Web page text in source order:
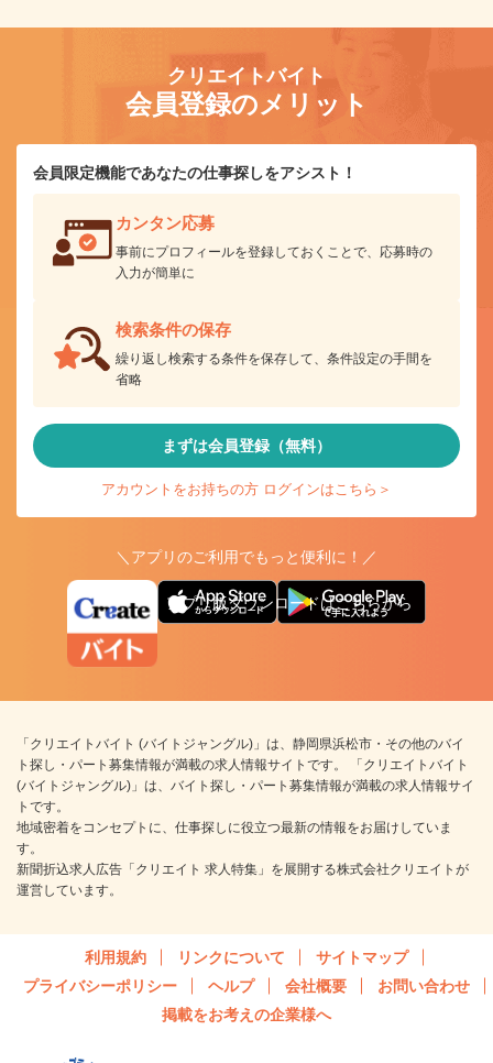
クリエイトバイト
会員登録のメリット
会員限定機能であなたの仕事探しをアシスト！
カンタン応募
事前にプロフィールを登録しておくことで、応募時の
入力が簡単に
検索条件の保存
繰り返し検索する条件を保存して、条件設定の手間を
省略
まずは会員登録（無料）
アカウントをお持ちの方 ログインはこちら＞
＼アプリのご利用でもっと便利に！／
アプリ版ダウンロードはこちらから
「クリエイトバイト (バイトジャングル)」は、静岡県浜松市・その他のバイ
ト探し・パート募集情報が満載の求人情報サイトです。 「クリエイトバイト
(バイトジャングル)」は、バイト探し・パート募集情報が満載の求人情報サイ
トです。
地域密着をコンセプトに、仕事探しに役立つ最新の情報をお届けしていま
す。
新聞折込求人広告「クリエイト 求人特集」を展開する株式会社クリエイトが
運営しています。
利用規約 リンクについて
サイトマップ
プライバシーポリシー
ヘルプ 会社概要
お問い合わせ
掲載をお考えの企業様へ